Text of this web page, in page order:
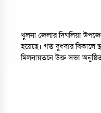
খুলনা জেলার দিঘলিয়া
হয়েছে। গত বুধবার বিকালে
মিলনায়তনে উক্ত সভা